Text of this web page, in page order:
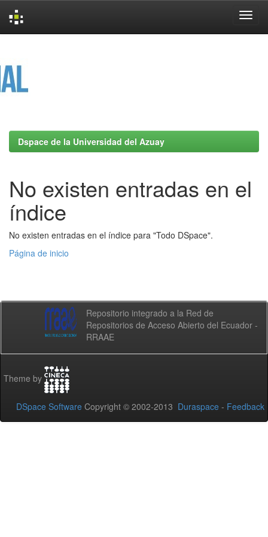
Dspace de la Universidad del Azuay
No existen entradas en el
índice
No existen entradas en el índice para "Todo DSpace".
Página de inicio
Repositorio integrado a la Red de
Repositorios de Acceso Abierto del Ecuador -
RRAAE
Theme by
DSpace Software Copyright © 2002-2013 Duraspace - Feedback